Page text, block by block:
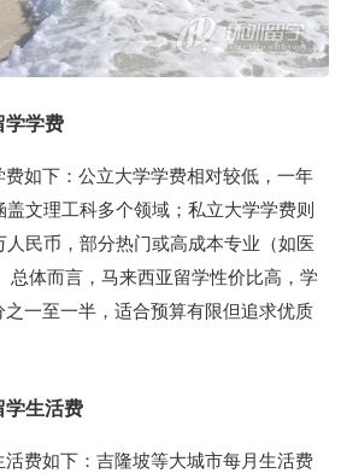
学学费
如下：公立大学学费相对较低，一年
文理工科多个领域；私立大学学费则
人民币，部分热门或高成本专业（如医
总体而言，马来西亚留学性价比高，学
一至一半，适合预算有限但追求优质
学生活费
费如下：吉隆坡等大城市每月生活费